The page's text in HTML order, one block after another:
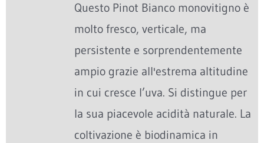
Questo Pinot Bianco monovitigno è
molto fresco, verticale, ma
persistente e sorprendentemente
ampio grazie all'estrema altitudine
in cui cresce l’uva. Si distingue per
la sua piacevole acidità naturale. La
coltivazione è biodinamica in